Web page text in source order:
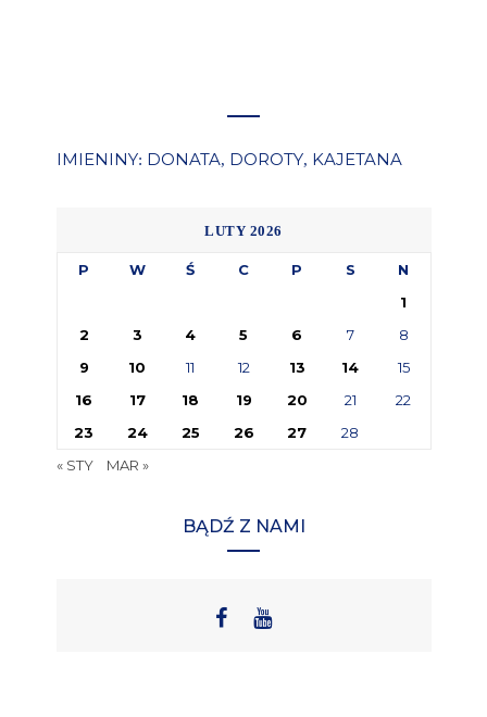
IMIENINY: DONATA, DOROTY, KAJETANA
LUTY 2026
P W Ś C P S
N
1
2
3 4 5 6 7
8
9
10 11 12 13 14
15
16
17 18 19 20 21
22
23
24 25 26 27
28
« STY
MAR »
BĄDŹ Z NAMI